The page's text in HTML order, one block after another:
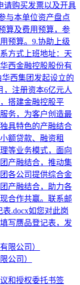
请购买发票以及开具
与本单位资产盘点
算及费用预算，参
预算。9.协助上级
方式上班地址：天
西金融控股股份有
西集团发起设立的
，注册资本6亿元人
搭建金融控股平
务，为客户创造最
具特色的产融结合
额贷款、融资租
等业务模式，面向
产融结合，推动集
各公司提供综合金
产融结合，助力各
合作共赢。联系邮
表.docx如您对此岗
写赝品登记表，发
公司）
和授权委托书签